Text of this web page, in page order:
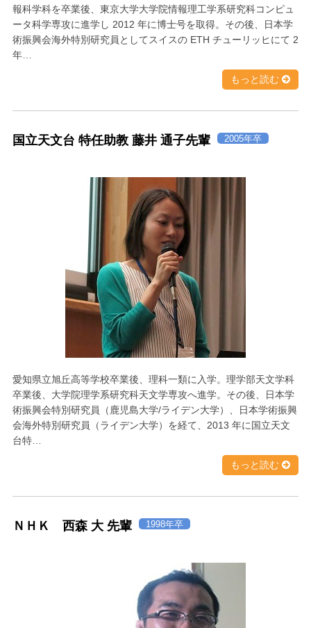
報科学科を卒業後、東京大学大学院情報理工学系研究科コンピュ
ータ科学専攻に進学し 2012 年に博士号を取得。その後、日本学
術振興会海外特別研究員としてスイスの ETH チューリッヒにて 2
年…
もっと読む
国立天文台 特任助教 藤井 通子先輩 2005年卒
愛知県立旭丘高等学校卒業後、理科一類に入学。理学部天文学科
卒業後、大学院理学系研究科天文学専攻へ進学。その後、日本学
術振興会特別研究員（鹿児島大学/ライデン大学）、日本学術振興
会海外特別研究員（ライデン大学）を経て、2013 年に国立天文
台特…
もっと読む
ＮＨＫ 西森 大 先輩 1998年卒